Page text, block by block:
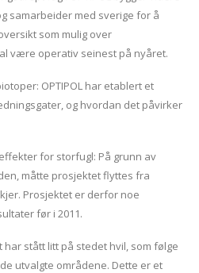
samarbeider med sverige for å
som mulig over
være operativ seinest på nyåret.
OPTIPOL har etablert et
og hvordan det påvirker
for storfugl: På grunn av
måtte prosjektet flyttes fra
Prosjektet er derfor noe
før i 2011.
stått litt på stedet hvil, som følge
utvalgte områdene. Dette er et